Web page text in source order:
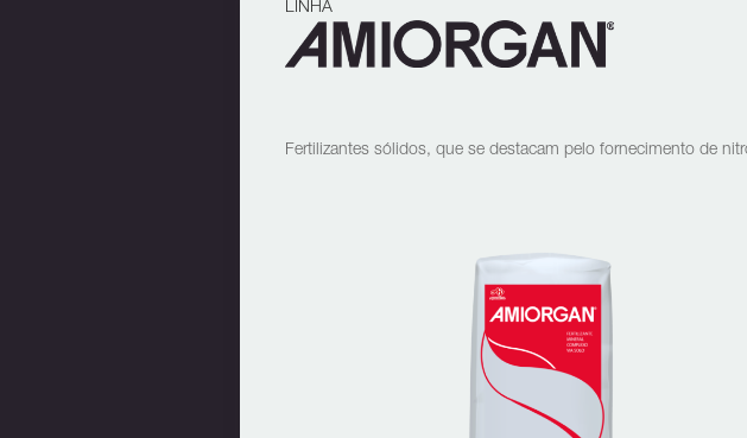
LINHA
Fertilizantes sólidos, que se destacam pelo fornecimento de